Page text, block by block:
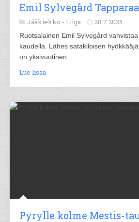
Emil Sylvegård
Jääkiekko - Liiga 28.7.2025
Ruotsalainen Emil Sylvegård
kaudella. Lähes satakiloisen
on yksivuotinen.
Lue lisää
Pyrylle kolme Mestis-